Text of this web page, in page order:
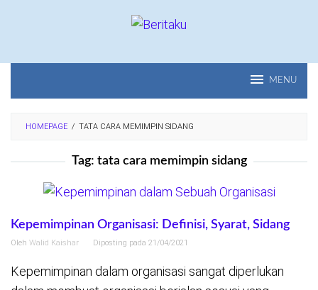
MENU
HOMEPAGE / TATA CARA MEMIMPIN SIDANG
Tag: tata cara memimpin sidang
Kepemimpinan Organisasi: Definisi, Syarat, Sidang
Oleh Walid Kaishar Diposting pada 21/04/2021
Kepemimpinan dalam organisasi sangat diperlukan